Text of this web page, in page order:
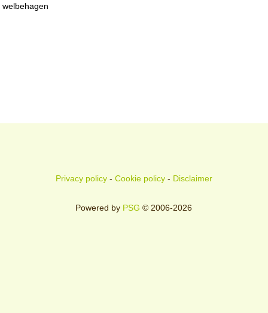
welbehagen
Privacy policy- Cookie policy- Disclaimer
Powered by PSG © 2006-2026